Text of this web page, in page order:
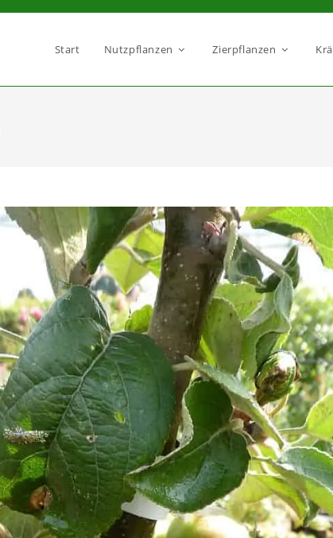
Start Nutzpflanzen Zierpflanzen